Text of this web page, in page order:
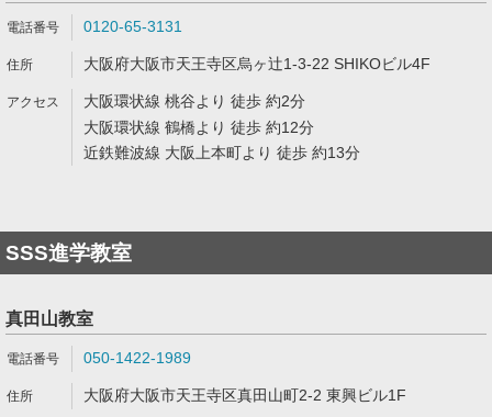
0120-65-3131
大阪府大阪市天王寺区烏ヶ辻1-3-22 SHIKOビル4F
大阪環状線 桃谷より 徒歩 約2分
大阪環状線 鶴橋より 徒歩 約12分
近鉄難波線 大阪上本町より 徒歩 約13分
SSS進学教室
真田山教室
050-1422-1989
大阪府大阪市天王寺区真田山町2-2 東興ビル1F